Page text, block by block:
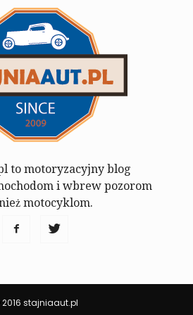
to motoryzacyjny blog
i wbrew pozorom
motocyklom.
stajniaaut.pl